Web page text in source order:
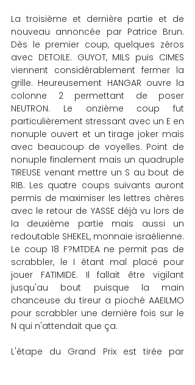
La troisième et dernière partie et de
nouveau annoncée par Patrice Brun.
Dès le premier coup, quelques zéros
avec DETOILE. GUYOT, MILS puis CIMES
viennent considérablement fermer la
grille. Heureusement HANGAR ouvre la
colonne 2 permettant de poser
NEUTRON. Le onzième coup fut
particulièrement stressant avec un E en
nonuple ouvert et un tirage joker mais
avec beaucoup de voyelles. Point de
nonuple finalement mais un quadruple
TIREUSE venant mettre un S au bout de
RIB. Les quatre coups suivants auront
permis de maximiser les lettres chères
avec le retour de YASSE déjà vu lors de
la deuxième partie mais aussi un
redoutable SHEKEL, monnaie israélienne.
Le coup 18 F?MTDEA ne permit pas de
scrabbler, le I étant mal placé pour
jouer FATIMIDE. Il fallait être vigilant
jusqu'au bout puisque la main
chanceuse du tireur a pioché AAEILMO
pour scrabbler une dernière fois sur le
N qui n'attendait que ça.
L'étape du Grand Prix est tirée par